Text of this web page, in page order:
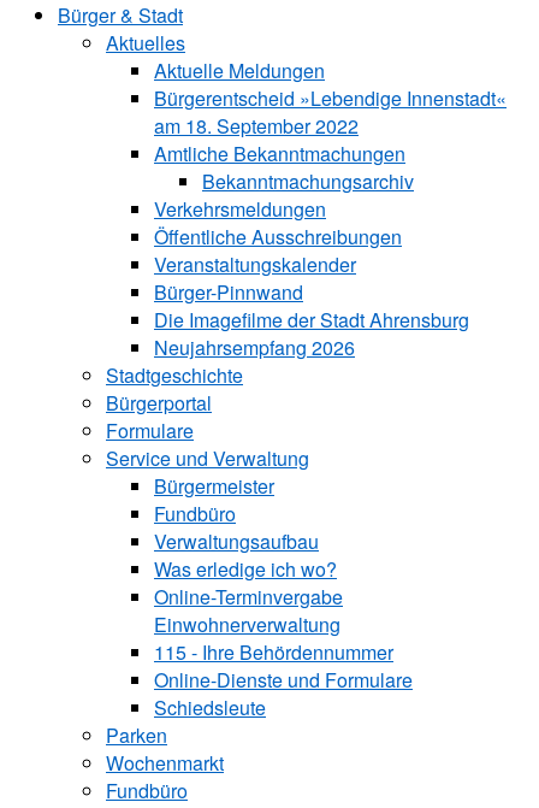
Bürger & Stadt
Aktuelles
Aktuelle Meldungen
Bürgerentscheid »Lebendige Innenstadt«
am 18. September 2022
Amtliche Bekanntmachungen
Bekanntmachungs­archiv
Verkehrsmeldungen
Öffentliche Ausschreibungen
Veranstaltungskalender
Bürger-Pinnwand
Die Imagefilme der Stadt Ahrensburg
Neujahrsempfang 2026
Stadtgeschichte
Bürgerportal
Formulare
Service und Verwaltung
Bürgermeister
Fundbüro
Verwaltungsaufbau
Was erledige ich wo?
Online-Terminvergabe
Einwohnerverwaltung
115 - Ihre Behördennummer
Online-Dienste und Formulare
Schiedsleute
Parken
Wochenmarkt
Fundbüro